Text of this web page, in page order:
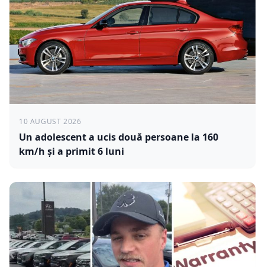
10 AUGUST 2026
Un adolescent a ucis două persoane la 160
km/h și a primit 6 luni